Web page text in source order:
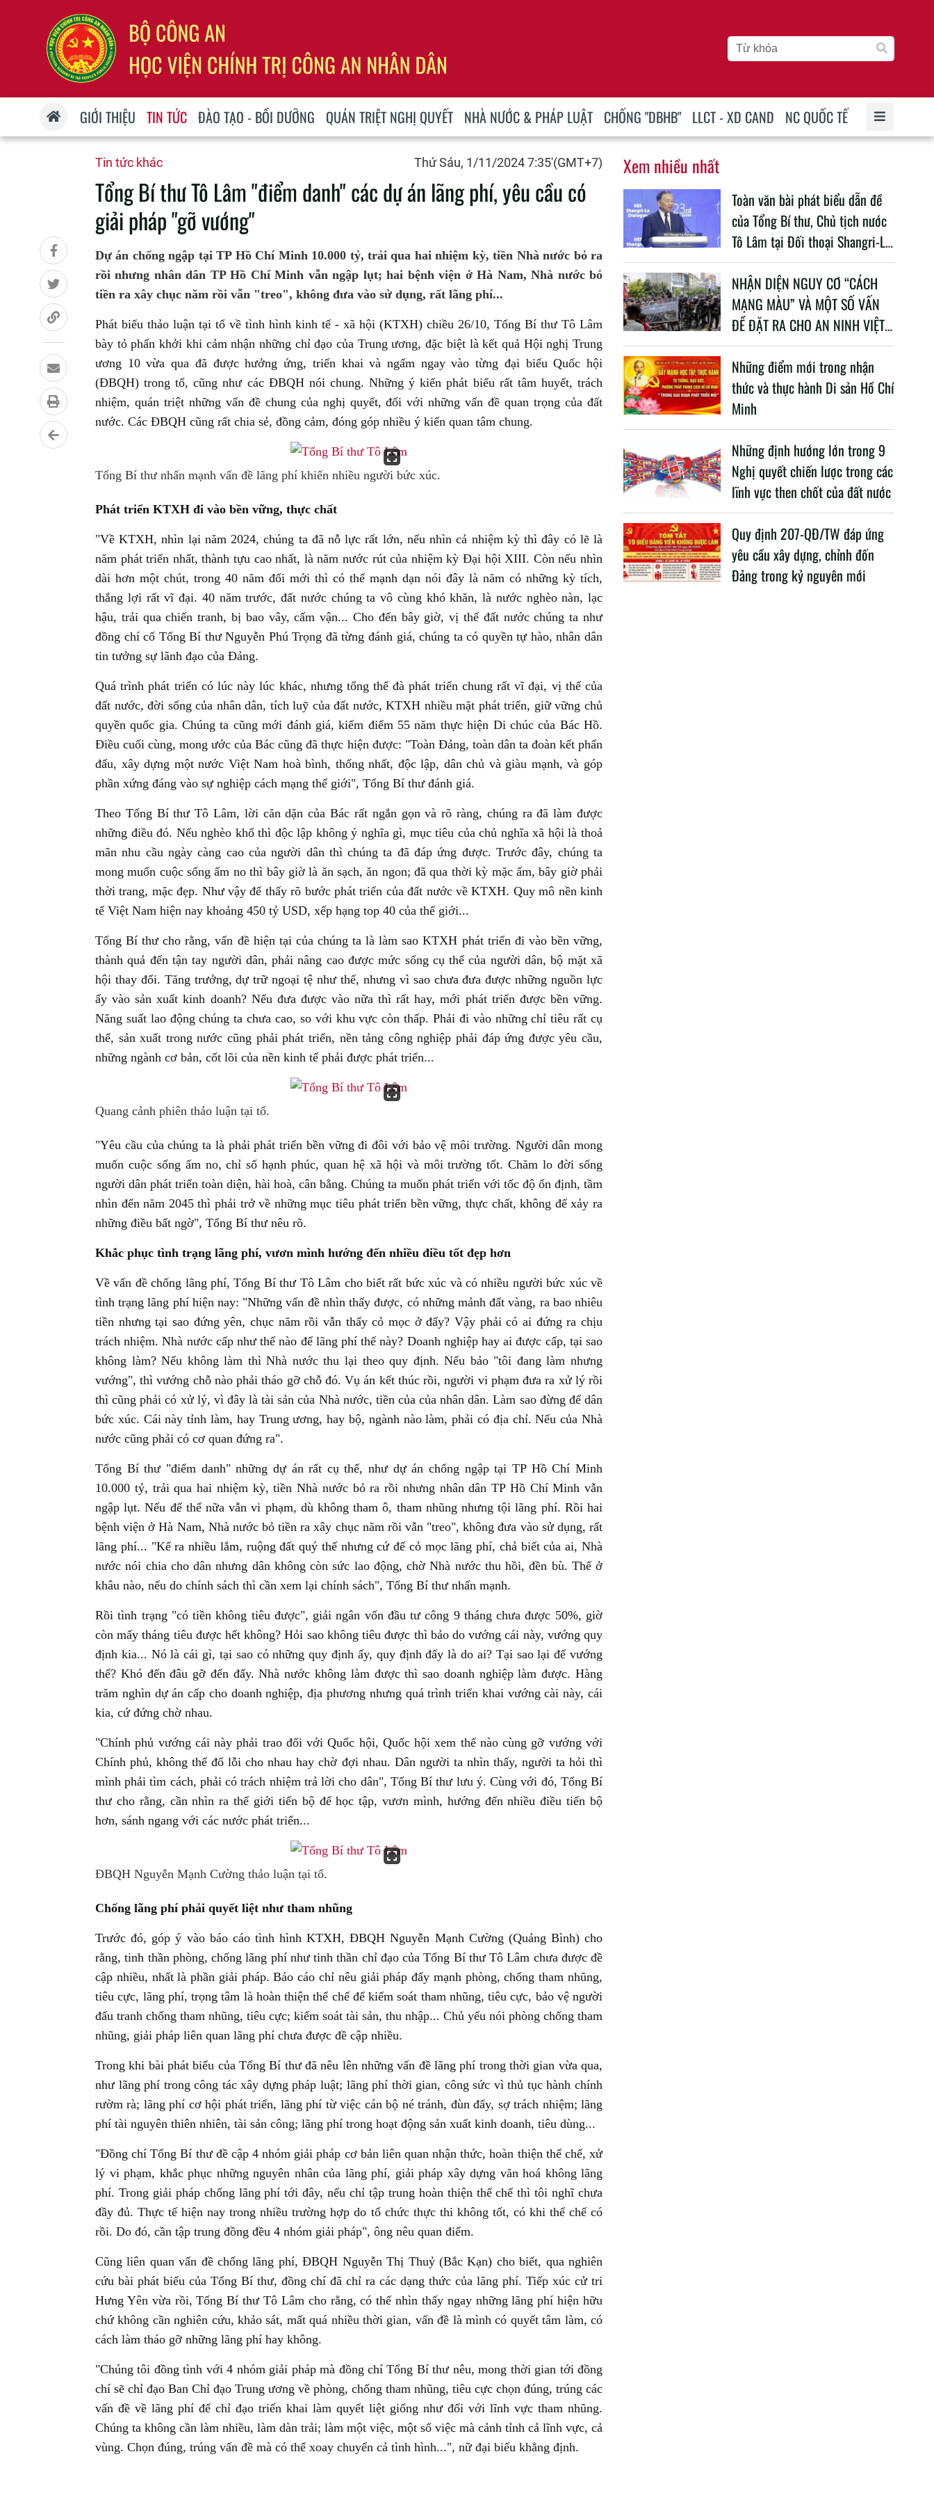
GIỚI THIỆU TIN TỨC ĐÀO TẠO - BỒI DƯỠNG QUÁN TRIỆT NGHỊ QUYẾT NHÀ NƯỚC & PHÁP LUẬT CHỐNG "DBHB" LLCT - XD CAND NC QUỐC TẾ
Tin tức khác Thứ Sáu, 1/11/2024 7:35'(GMT+7)
Tổng Bí thư Tô Lâm "điểm danh" các dự án lãng phí, yêu cầu có
giải pháp "gỡ vướng"
Dự án chống ngập tại TP Hồ Chí Minh 10.000 tỷ, trải qua hai nhiệm kỳ, tiền Nhà nước bỏ ra
rồi nhưng nhân dân TP Hồ Chí Minh vẫn ngập lụt; hai bệnh viện ở Hà Nam, Nhà nước bỏ
tiền ra xây chục năm rồi vẫn "treo", không đưa vào sử dụng, rất lãng phí...
Phát biểu thảo luận tại tổ về tình hình kinh tế - xã hội (KTXH) chiều 26/10, Tổng Bí thư Tô Lâm
bày tỏ phấn khởi khi cảm nhận những chỉ đạo của Trung ương, đặc biệt là kết quả Hội nghị Trung
ương 10 vừa qua đã được hưởng ứng, triển khai và ngấm ngay vào từng đại biểu Quốc hội
(ĐBQH) trong tổ, cũng như các ĐBQH nói chung. Những ý kiến phát biểu rất tâm huyết, trách
nhiệm, quán triệt những vấn đề chung của nghị quyết, đối với những vấn đề quan trọng của đất
nước. Các ĐBQH cũng rất chia sẻ, đồng cảm, đóng góp nhiều ý kiến quan tâm chung.
Tổng Bí thư nhấn mạnh vấn đề lãng phí khiến nhiều người bức xúc.
Phát triển KTXH đi vào bền vững, thực chất
"Về KTXH, nhìn lại năm 2024, chúng ta đã nỗ lực rất lớn, nếu nhìn cả nhiệm kỳ thì đây có lẽ là
năm phát triển nhất, thành tựu cao nhất, là năm nước rút của nhiệm kỳ Đại hội XIII. Còn nếu nhìn
dài hơn một chút, trong 40 năm đổi mới thì có thể mạnh dạn nói đây là năm có những kỳ tích,
thắng lợi rất vĩ đại. 40 năm trước, đất nước chúng ta vô cùng khó khăn, là nước nghèo nàn, lạc
hậu, trải qua chiến tranh, bị bao vây, cấm vận... Cho đến bây giờ, vị thế đất nước chúng ta như
đồng chí cố Tổng Bí thư Nguyễn Phú Trọng đã từng đánh giá, chúng ta có quyền tự hào, nhân dân
tin tưởng sự lãnh đạo của Đảng.
Quá trình phát triển có lúc này lúc khác, nhưng tổng thể đà phát triển chung rất vĩ đại, vị thế của
đất nước, đời sống của nhân dân, tích luỹ của đất nước, KTXH nhiều mặt phát triển, giữ vững chủ
quyền quốc gia. Chúng ta cũng mới đánh giá, kiểm điểm 55 năm thực hiện Di chúc của Bác Hồ.
Điều cuối cùng, mong ước của Bác cũng đã thực hiện được: "Toàn Đảng, toàn dân ta đoàn kết phấn
đấu, xây dựng một nước Việt Nam hoà bình, thống nhất, độc lập, dân chủ và giàu mạnh, và góp
phần xứng đáng vào sự nghiệp cách mạng thế giới", Tổng Bí thư đánh giá.
Theo Tổng Bí thư Tô Lâm, lời căn dặn của Bác rất ngắn gọn và rõ ràng, chúng ra đã làm được
những điều đó. Nếu nghèo khổ thì độc lập không ý nghĩa gì, mục tiêu của chủ nghĩa xã hội là thoả
mãn nhu cầu ngày càng cao của người dân thì chúng ta đã đáp ứng được. Trước đây, chúng ta
mong muốn cuộc sống ấm no thì bây giờ là ăn sạch, ăn ngon; đã qua thời kỳ mặc ấm, bây giờ phải
thời trang, mặc đẹp. Như vậy để thấy rõ bước phát triển của đất nước về KTXH. Quy mô nền kinh
tế Việt Nam hiện nay khoảng 450 tỷ USD, xếp hạng top 40 của thế giới...
Tổng Bí thư cho rằng, vấn đề hiện tại của chúng ta là làm sao KTXH phát triển đi vào bền vững,
thành quả đến tận tay người dân, phải nâng cao được mức sống cụ thể của người dân, bộ mặt xã
hội thay đổi. Tăng trưởng, dự trữ ngoại tệ như thế, nhưng vì sao chưa đưa được những nguồn lực
ấy vào sản xuất kinh doanh? Nếu đưa được vào nữa thì rất hay, mới phát triển được bền vững.
Năng suất lao động chúng ta chưa cao, so với khu vực còn thấp. Phải đi vào những chỉ tiêu rất cụ
thể, sản xuất trong nước cũng phải phát triển, nền tảng công nghiệp phải đáp ứng được yêu cầu,
những ngành cơ bản, cốt lõi của nền kinh tế phải được phát triển...
Quang cảnh phiên thảo luận tại tổ.
"Yêu cầu của chúng ta là phải phát triển bền vững đi đôi với bảo vệ môi trường. Người dân mong
muốn cuộc sống ấm no, chỉ số hạnh phúc, quan hệ xã hội và môi trường tốt. Chăm lo đời sống
người dân phát triển toàn diện, hài hoà, cân bằng. Chúng ta muốn phát triển với tốc độ ổn định, tầm
nhìn đến năm 2045 thì phải trở về những mục tiêu phát triển bền vững, thực chất, không để xảy ra
những điều bất ngờ", Tổng Bí thư nêu rõ.
Khắc phục tình trạng lãng phí, vươn mình hướng đến nhiều điều tốt đẹp hơn
Về vấn đề chống lãng phí, Tổng Bí thư Tô Lâm cho biết rất bức xúc và có nhiều người bức xúc về
tình trạng lãng phí hiện nay: "Những vấn đề nhìn thấy được, có những mảnh đất vàng, ra bao nhiêu
tiền nhưng tại sao đứng yên, chục năm rồi vẫn thấy cỏ mọc ở đấy? Vậy phải có ai đứng ra chịu
trách nhiệm. Nhà nước cấp như thế nào để lãng phí thế này? Doanh nghiệp hay ai được cấp, tại sao
không làm? Nếu không làm thì Nhà nước thu lại theo quy định. Nếu bảo "tôi đang làm nhưng
vướng", thì vướng chỗ nào phải tháo gỡ chỗ đó. Vụ án kết thúc rồi, người vi phạm đưa ra xử lý rồi
thì cũng phải có xử lý, vì đây là tài sản của Nhà nước, tiền của của nhân dân. Làm sao đừng để dân
bức xúc. Cái này tỉnh làm, hay Trung ương, hay bộ, ngành nào làm, phải có địa chỉ. Nếu của Nhà
nước cũng phải có cơ quan đứng ra".
Tổng Bí thư "điểm danh" những dự án rất cụ thể, như dự án chống ngập tại TP Hồ Chí Minh
10.000 tỷ, trải qua hai nhiệm kỳ, tiền Nhà nước bỏ ra rồi nhưng nhân dân TP Hồ Chí Minh vẫn
ngập lụt. Nếu để thế nữa vẫn vi phạm, dù không tham ô, tham nhũng nhưng tội lãng phí. Rồi hai
bệnh viện ở Hà Nam, Nhà nước bỏ tiền ra xây chục năm rồi vẫn "treo", không đưa vào sử dụng, rất
lãng phí... "Kể ra nhiều lắm, ruộng đất quý thế nhưng cứ để cỏ mọc lãng phí, chả biết của ai, Nhà
nước nói chia cho dân nhưng dân không còn sức lao động, chờ Nhà nước thu hồi, đền bù. Thế ở
khâu nào, nếu do chính sách thì cần xem lại chính sách", Tổng Bí thư nhấn mạnh.
Rồi tình trạng "có tiền không tiêu được", giải ngân vốn đầu tư công 9 tháng chưa được 50%, giờ
còn mấy tháng tiêu được hết không? Hỏi sao không tiêu được thì bảo do vướng cái này, vướng quy
định kia... Nó là cái gì, tại sao có những quy định ấy, quy định đấy là do ai? Tại sao lại để vướng
thế? Khó đến đâu gỡ đến đấy. Nhà nước không làm được thì sao doanh nghiệp làm được. Hàng
trăm nghìn dự án cấp cho doanh nghiệp, địa phương nhưng quá trình triển khai vướng cài này, cái
kia, cứ đứng chờ nhau.
"Chính phủ vướng cái này phải trao đổi với Quốc hội, Quốc hội xem thế nào cùng gỡ vướng với
Chính phủ, không thể đổ lỗi cho nhau hay chờ đợi nhau. Dân người ta nhìn thấy, người ta hỏi thì
mình phải tìm cách, phải có trách nhiệm trả lời cho dân", Tổng Bí thư lưu ý. Cùng với đó, Tổng Bí
thư cho rằng, cần nhìn ra thế giới tiến bộ để học tập, vươn mình, hướng đến nhiều điều tiến bộ
hơn, sánh ngang với các nước phát triển...
ĐBQH Nguyễn Mạnh Cường thảo luận tại tổ.
Chống lãng phí phải quyết liệt như tham nhũng
Trước đó, góp ý vào báo cáo tình hình KTXH, ĐBQH Nguyễn Mạnh Cường (Quảng Bình) cho
rằng, tinh thần phòng, chống lãng phí như tinh thần chỉ đạo của Tổng Bí thư Tô Lâm chưa được đề
cập nhiều, nhất là phần giải pháp. Báo cáo chỉ nêu giải pháp đẩy mạnh phòng, chống tham nhũng,
tiêu cực, lãng phí, trọng tâm là hoàn thiện thể chế để kiểm soát tham nhũng, tiêu cực, bảo vệ người
đấu tranh chống tham nhũng, tiêu cực; kiểm soát tài sản, thu nhập... Chủ yếu nói phòng chống tham
nhũng, giải pháp liên quan lãng phí chưa được đề cập nhiều.
Trong khi bài phát biểu của Tổng Bí thư đã nêu lên những vấn đề lãng phí trong thời gian vừa qua,
như lãng phí trong công tác xây dựng pháp luật; lãng phí thời gian, công sức vì thủ tục hành chính
rườm rà; lãng phí cơ hội phát triển, lãng phí từ việc cán bộ né tránh, đùn đẩy, sợ trách nhiệm; lãng
phí tài nguyên thiên nhiên, tài sản công; lãng phí trong hoạt động sản xuất kinh doanh, tiêu dùng...
"Đồng chí Tổng Bí thư đề cập 4 nhóm giải pháp cơ bản liên quan nhận thức, hoàn thiện thể chế, xử
lý vi phạm, khắc phục những nguyên nhân của lãng phí, giải pháp xây dựng văn hoá không lãng
phí. Trong giải pháp chống lãng phí tới đây, nếu chỉ tập trung hoàn thiện thể chế thì tôi nghĩ chưa
đầy đủ. Thực tế hiện nay trong nhiều trường hợp do tổ chức thực thi không tốt, có khi thể chế có
rồi. Do đó, cần tập trung đồng đều 4 nhóm giải pháp", ông nêu quan điểm.
Cũng liên quan vấn đề chống lãng phí, ĐBQH Nguyễn Thị Thuỷ (Bắc Kạn) cho biết, qua nghiên
cứu bài phát biểu của Tổng Bí thư, đồng chí đã chỉ ra các dạng thức của lãng phí. Tiếp xúc cử tri
Hưng Yên vừa rồi, Tổng Bí thư Tô Lâm cho rằng, có thể nhìn thấy ngay những lãng phí hiện hữu
chứ không cần nghiên cứu, khảo sát, mất quá nhiều thời gian, vấn đề là mình có quyết tâm làm, có
cách làm tháo gỡ những lãng phí hay không.
"Chúng tôi đồng tình với 4 nhóm giải pháp mà đồng chí Tổng Bí thư nêu, mong thời gian tới đồng
chí sẽ chỉ đạo Ban Chỉ đạo Trung ương về phòng, chống tham nhũng, tiêu cực chọn đúng, trúng các
vấn đề về lãng phí để chỉ đạo triển khai làm quyết liệt giống như đối với lĩnh vực tham nhũng.
Chúng ta không cần làm nhiều, làm dàn trải; làm một việc, một số việc mà cảnh tỉnh cả lĩnh vực, cả
vùng. Chọn đúng, trúng vấn đề mà có thể xoay chuyển cả tình hình...", nữ đại biểu khẳng định.
Xem nhiều nhất
Toàn văn bài phát biểu dẫn đề
của Tổng Bí thư, Chủ tịch nước
Tô Lâm tại Đối thoại Shangri-La
lần thứ 23
NHẬN DIỆN NGUY CƠ “CÁCH
MẠNG MÀU” VÀ MỘT SỐ VẤN
ĐỀ ĐẶT RA CHO AN NINH VIỆT
NAM TRONG BỐI CẢNH HIỆN
NAY
Những điểm mới trong nhận
thức và thực hành Di sản Hồ Chí
Minh
Những định hướng lớn trong 9
Nghị quyết chiến lược trong các
lĩnh vực then chốt của đất nước
Quy định 207-QĐ/TW đáp ứng
yêu cầu xây dựng, chỉnh đốn
Đảng trong kỷ nguyên mới